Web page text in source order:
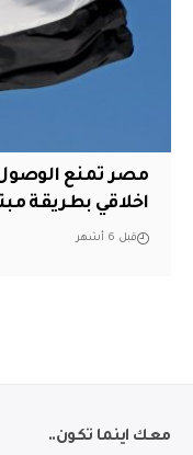
مصر تمنع
اخلاقي بطريقة
قبل 6 أشهر
معك اينما تكون..